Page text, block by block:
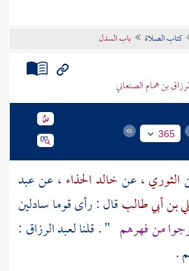
كتاب الصلاة باب السدل
بن همام الصنعاني
365
الثوري، عنخالد الحذاء ، عنعبد
بن أبي طالبقال : رأى قوما سادلين
من فهرهم " . قلنالعبد الرزاق :
.